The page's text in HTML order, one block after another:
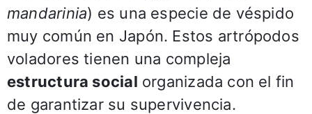
mandarinia) es una especie de véspido
muy común en Japón. Estos artrópodos
voladores tienen una compleja
estructura social organizada con el fin
de garantizar su supervivencia.